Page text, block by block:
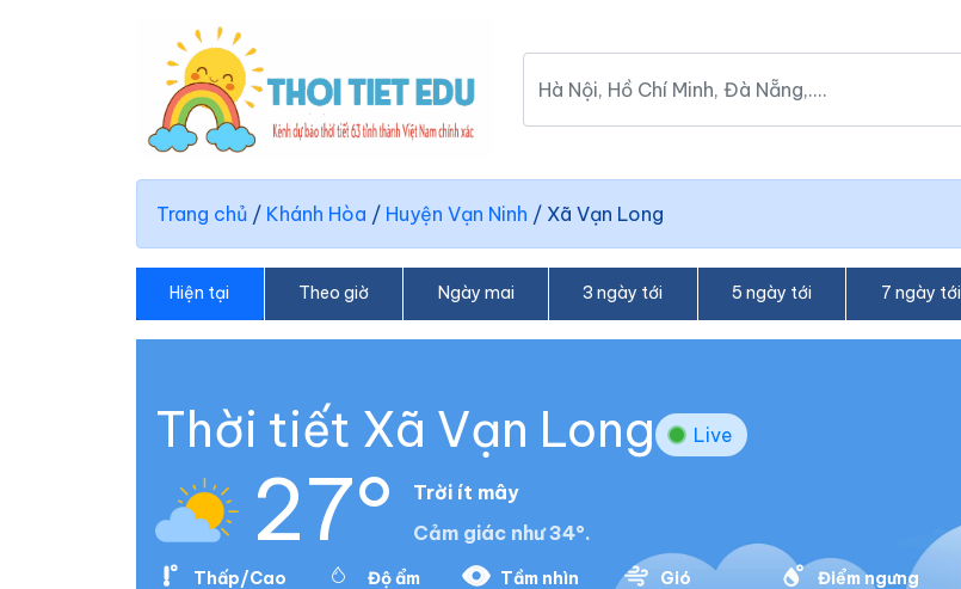
Trang chủ / Khánh Hòa / Huyện Vạn Ninh / Xã Vạn Long
Hiện tại Theo giờ Ngày mai 3 ngày tới 5 ngày tới 7 ngày tới
Thời tiết Xã Vạn Long Live
27°
Trời ít mây
Cảm giác như 34°.
Thấp/Cao
Độ ẩm
Tầm nhìn
Gió
Điểm ngưng